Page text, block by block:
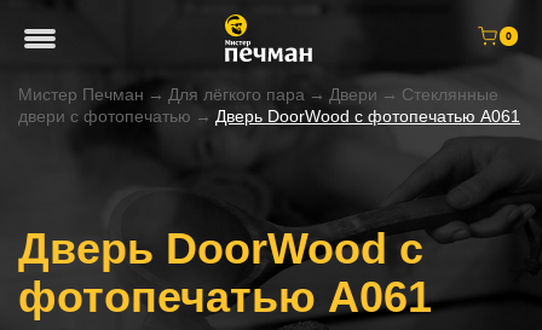
0
Мистер Печман → Для лёгкого пара → Двери → Стеклянные
двери с фотопечатью → Дверь DoorWood с фотопечатью A061
Дверь DoorWood с
фотопечатью A061